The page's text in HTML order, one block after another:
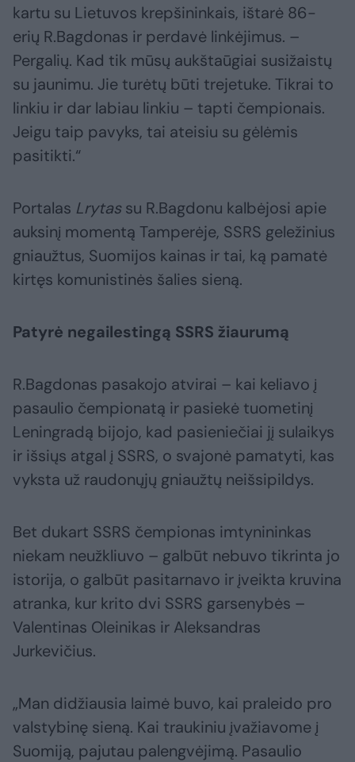
kartu su Lietuvos krepšininkais, ištarė 86-
erių R.Bagdonas ir perdavė linkėjimus. –
Pergalių. Kad tik mūsų aukštaūgiai susižaistų
su jaunimu. Jie turėtų būti trejetuke. Tikrai to
linkiu ir dar labiau linkiu – tapti čempionais.
Jeigu taip pavyks, tai ateisiu su gėlėmis
pasitikti.“
Portalas Lrytassu R.Bagdonu kalbėjosi apie
auksinį momentą Tamperėje, SSRS geležinius
gniaužtus, Suomijos kainas ir tai, ką pamatė
kirtęs komunistinės šalies sieną.
Patyrė negailestingą SSRS žiaurumą
R.Bagdonas pasakojo atvirai – kai keliavo į
pasaulio čempionatą ir pasiekė tuometinį
Leningradą bijojo, kad pasieniečiai jį sulaikys
ir išsiųs atgal į SSRS, o svajonė pamatyti, kas
vyksta už raudonųjų gniaužtų neišsipildys.
Bet dukart SSRS čempionas imtynininkas
niekam neužkliuvo – galbūt nebuvo tikrinta jo
istorija, o galbūt pasitarnavo ir įveikta kruvina
atranka, kur krito dvi SSRS garsenybės –
Valentinas Oleinikas ir Aleksandras
Jurkevičius.
„Man didžiausia laimė buvo, kai praleido pro
valstybinę sieną. Kai traukiniu įvažiavome į
Suomiją, pajutau palengvėjimą. Pasaulio